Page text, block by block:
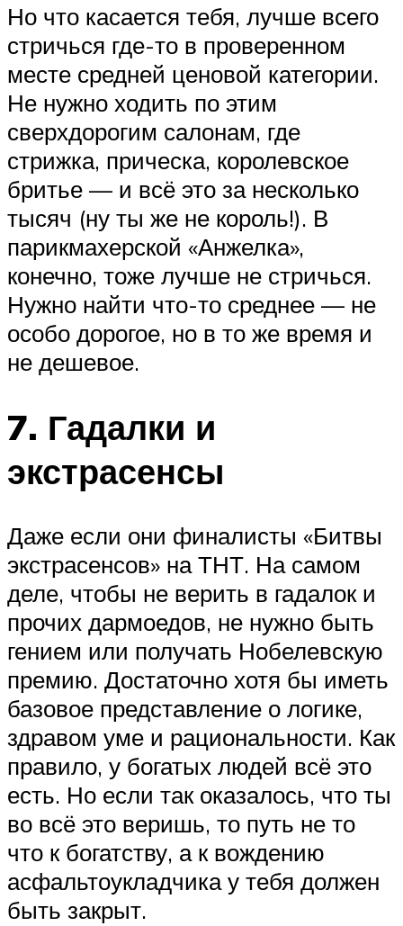
Но что касается тебя, лучше всего
стричься где-то в проверенном
месте средней ценовой категории.
Не нужно ходить по этим
сверхдорогим салонам, где
стрижка, прическа, королевское
бритье — и всё это за несколько
тысяч (ну ты же не король!). В
парикмахерской «Анжелка»,
конечно, тоже лучше не стричься.
Нужно найти что-то среднее — не
особо дорогое, но в то же время и
не дешевое.
7. Гадалки и
экстрасенсы
Даже если они финалисты «Битвы
экстрасенсов» на ТНТ. На самом
деле, чтобы не верить в гадалок и
прочих дармоедов, не нужно быть
гением или получать Нобелевскую
премию. Достаточно хотя бы иметь
базовое представление о логике,
здравом уме и рациональности. Как
правило, у богатых людей всё это
есть. Но если так оказалось, что ты
во всё это веришь, то путь не то
что к богатству, а к вождению
асфальтоукладчика у тебя должен
быть закрыт.